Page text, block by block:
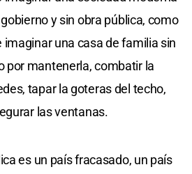
y sin obra pública, como
una casa de familia sin
por mantenerla, combatir la
tapar la goteras del techo,
las ventanas.
es un país fracasado, un país